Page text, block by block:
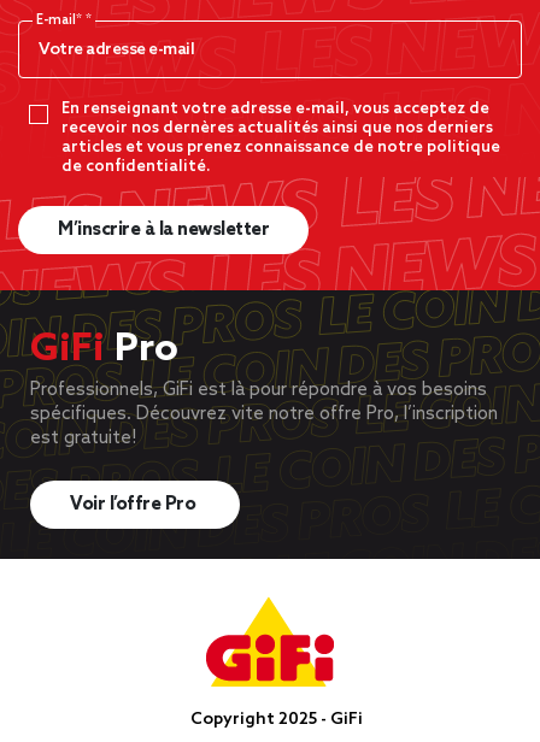
E-mail*
En renseignant votre adresse e-mail, vous acceptez de
recevoir nos dernères actualités ainsi que nos derniers
articles et vous prenez connaissance de notre politique
de confidentialité.
M’inscrire à la newsletter
GiFiPro
Professionnels, GiFi est là pour répondre à vos besoins
spécifiques. Découvrez vite notre offre Pro, l’inscription
est gratuite!
Voir l’offre Pro
Copyright 2025 - GiFi